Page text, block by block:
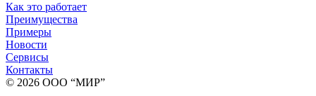
Как это работает
Преимущества
Примеры
Новости
Сервисы
Контакты
© 2026 ООО “МИР”